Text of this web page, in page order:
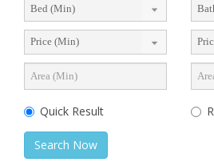
Quick Result
Search Now